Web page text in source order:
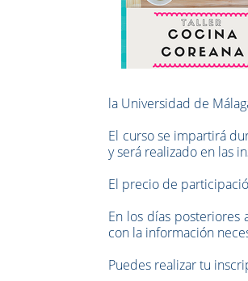
la Universidad de
El curso se impartirá
y será realizado en las
El precio de
En los días
con la información
Puedes realizar tu